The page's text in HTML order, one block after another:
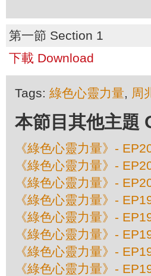
第一節 Section 1
下載 Download
Tags: 綠色心靈力量, 周
本節目其他主
《綠色心靈力量》-
《綠色心靈力量》-
《綠色心靈力量》-
《綠色心靈力量》-
《綠色心靈力量》-
《綠色心靈力量》-
《綠色心靈力量》-
《綠色心靈力量》-